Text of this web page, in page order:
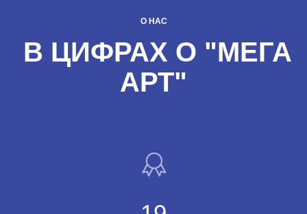
О НАС
В ЦИФРАХ О "МЕГА
АРТ"